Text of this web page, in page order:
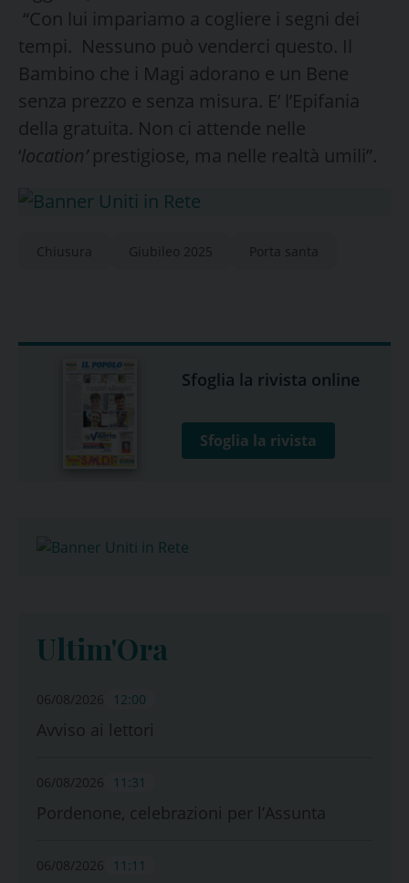
“Con lui impariamo a cogliere i segni dei
tempi. Nessuno può venderci questo. Il
Bambino che i Magi adorano e un Bene
senza prezzo e senza misura. E’ l’Epifania
della gratuita. Non ci attende nelle
‘location’prestigiose, ma nelle realtà umili”.
Chiusura Giubileo 2025 Porta santa
Sfoglia la rivista online
Sfoglia la rivista
Ultim'Ora
06/08/2026 12:00
Avviso ai lettori
06/08/2026 11:31
Pordenone, celebrazioni per l’Assunta
06/08/2026 11:11